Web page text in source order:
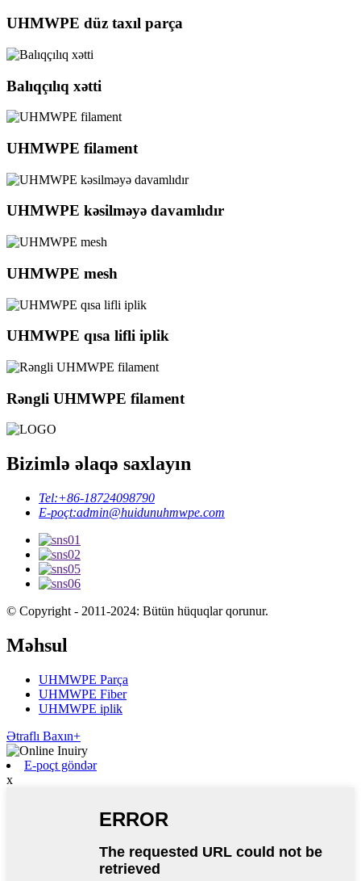
UHMWPE düz taxıl parça
Balıqçılıq xətti
UHMWPE filament
UHMWPE kəsilməyə davamlıdır
UHMWPE mesh
UHMWPE qısa lifli iplik
Rəngli UHMWPE filament
Bizimlə əlaqə saxlayın
Tel:+86-18724098790
E-poçt:admin@huidunuhmwpe.com
© Copyright - 2011-2024: Bütün hüquqlar qorunur.
Məhsul
UHMWPE Parça
UHMWPE Fiber
UHMWPE iplik
Ətraflı Baxın+
E-poçt göndər
x